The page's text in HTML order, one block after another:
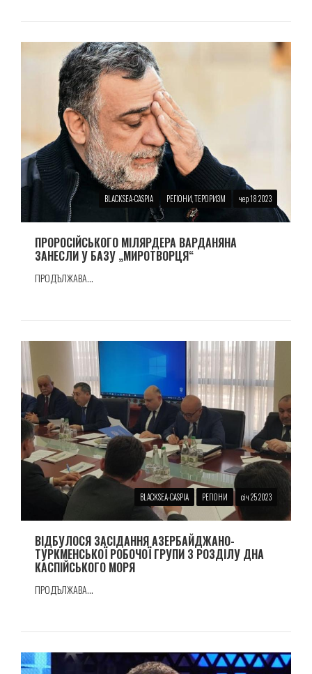
BLACKSEA-CASPIA РЕГІОНИ, ТЕРОРИЗМ чер 18 2023
ПРОРОСIЙСЬКОГО МIЛЯРДЕРА ВАРДАНЯНА
ЗАНЕСЛИ У БАЗУ „МИРОТВОРЦЯ“
ПРОДЪЛЖАВА...
BLACKSEA-CASPIA РЕГІОНИ січ 25 2023
ВІДБУЛОСЯ ЗАСІДАННЯ АЗЕРБАЙДЖАНО-
ТУРКМЕНСЬКОЇ РОБОЧОЇ ГРУПИ З РОЗДІЛУ ДНА
КАСПІЙСЬКОГО МОРЯ
ПРОДЪЛЖАВА...